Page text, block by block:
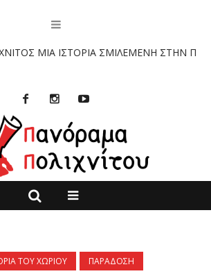
ΣΜΙΛΕΜΕΝΗ ΣΤΗΝ ΠΕΤΡΑ” ΤΩΝ
ΤΟΥ ΧΩΡΙΟΥ
ΠΑΡΑΔΟΣΗ